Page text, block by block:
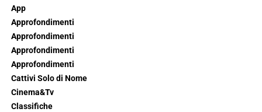
App
Approfondimenti
Approfondimenti
Approfondimenti
Approfondimenti
Cattivi Solo di Nome
Cinema&Tv
Classifiche